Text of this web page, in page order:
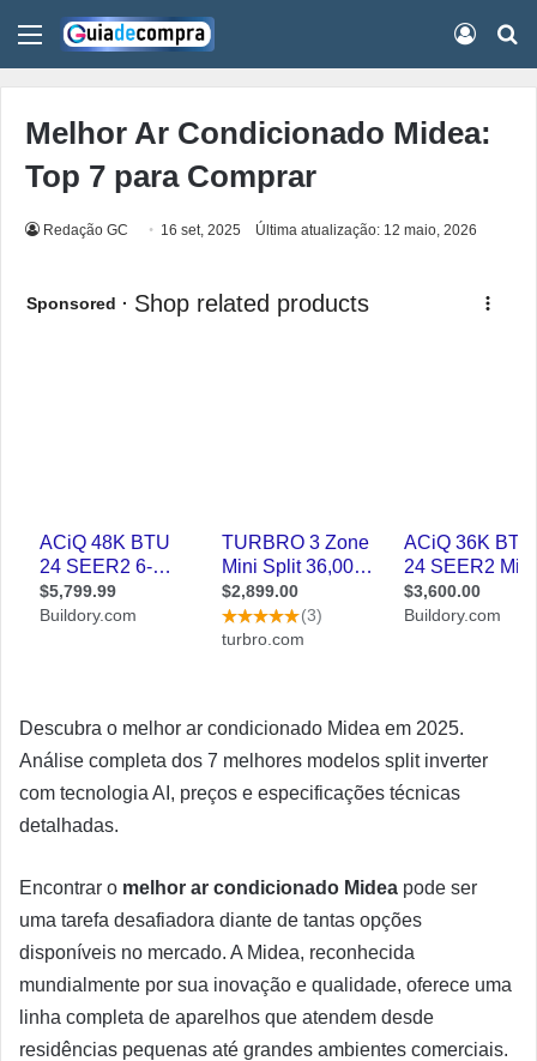
Menu
Melhor Ar Condicionado Midea:
Top 7 para Comprar
Redação GC 16 set, 2025 Última atualização: 12 maio, 2026
Descubra o melhor ar condicionado Midea em 2025.
Análise completa dos 7 melhores modelos split inverter
com tecnologia AI, preços e especificações técnicas
detalhadas.
Encontrar o melhor ar condicionado Midea pode ser
uma tarefa desafiadora diante de tantas opções
disponíveis no mercado. A Midea, reconhecida
mundialmente por sua inovação e qualidade, oferece uma
linha completa de aparelhos que atendem desde
residências pequenas até grandes ambientes comerciais.